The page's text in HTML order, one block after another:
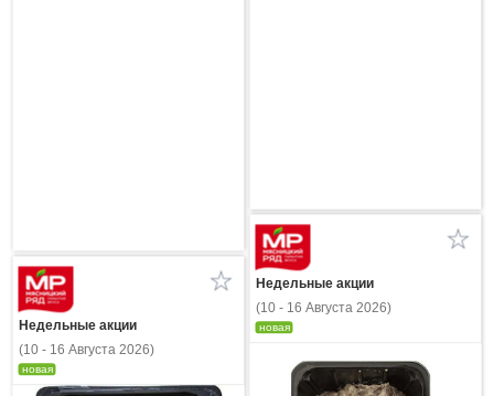
Недельные акции
(10 - 16 Августа 2026)
новая
Недельные акции
(10 - 16 Августа 2026)
новая